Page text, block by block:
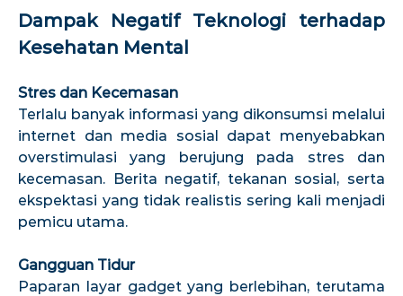
Dampak Negatif Teknologi terhadap
Kesehatan Mental
Stres dan Kecemasan
Terlalu banyak informasi yang dikonsumsi melalui
internet dan media sosial dapat menyebabkan
overstimulasi yang berujung pada stres dan
kecemasan. Berita negatif, tekanan sosial, serta
ekspektasi yang tidak realistis sering kali menjadi
pemicu utama.
Gangguan Tidur
Paparan layar gadget yang berlebihan, terutama